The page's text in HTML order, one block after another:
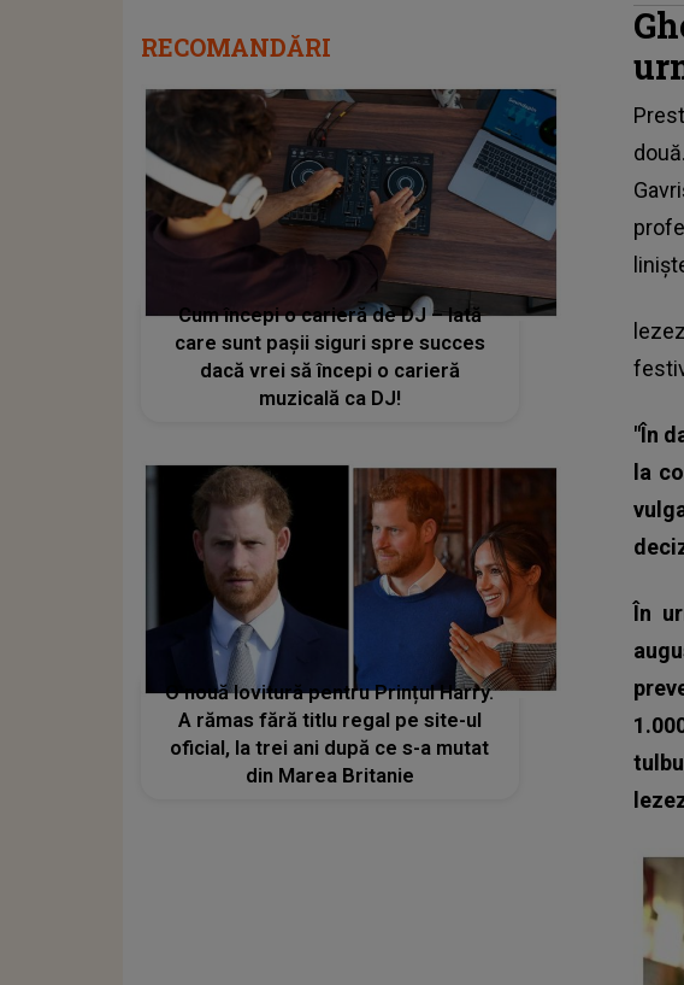
"În
la
În
RECOMANDĂRI
Cum începi o carieră de DJ – Iată
care sunt pașii siguri spre succes
dacă vrei să începi o carieră
muzicală ca DJ!
O nouă lovitură pentru Prințul Harry.
A rămas fără titlu regal pe site-ul
oficial, la trei ani după ce s-a mutat
din Marea Britanie